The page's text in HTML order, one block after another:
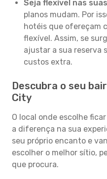
Seja flexível nas
planos mudam. Por
hotéis que ofereçam
flexível. Assim, se
ajustar a sua reserva
custos extra.
Descubra o seu
City
O local onde escolhe
a diferença na sua
seu próprio encanto e
escolher o melhor sítio,
que procura.